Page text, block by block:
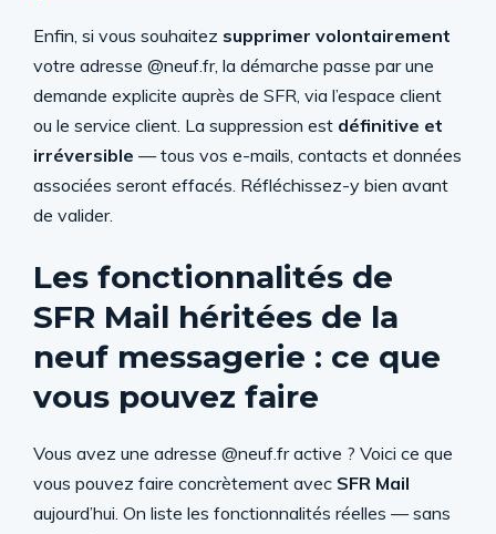
Enfin, si vous souhaitez supprimer volontairement
votre adresse @neuf.fr, la démarche passe par une
demande explicite auprès de SFR, via l’espace client
ou le service client. La suppression est définitive et
irréversible — tous vos e-mails, contacts et données
associées seront effacés. Réfléchissez-y bien avant
de valider.
Les fonctionnalités de
SFR Mail héritées de la
neuf messagerie : ce que
vous pouvez faire
Vous avez une adresse @neuf.fr active ? Voici ce que
vous pouvez faire concrètement avec SFR Mail
aujourd’hui. On liste les fonctionnalités réelles — sans